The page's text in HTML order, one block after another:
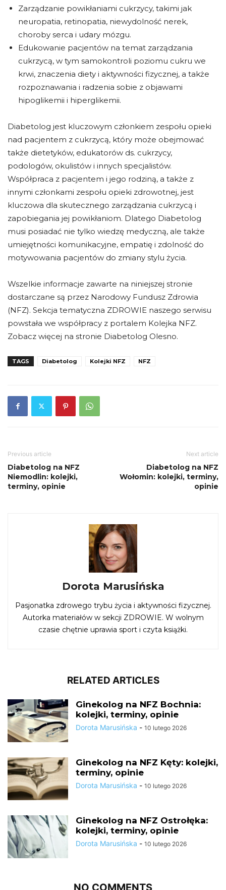
Zarządzanie powikłaniami cukrzycy, takimi jak
neuropatia, retinopatia, niewydolność nerek,
choroby serca i udary mózgu.
Edukowanie pacjentów na temat zarządzania
cukrzycą, w tym samokontroli poziomu cukru we
krwi, znaczenia diety i aktywności fizycznej, a także
rozpoznawania i radzenia sobie z objawami
hipoglikemii i hiperglikemii.
Diabetolog jest kluczowym członkiem zespołu opieki
nad pacjentem z cukrzycą, który może obejmować
także dietetyków, edukatorów ds. cukrzycy,
podologów, okulistów i innych specjalistów.
Współpraca z pacjentem i jego rodziną, a także z
innymi członkami zespołu opieki zdrowotnej, jest
kluczowa dla skutecznego zarządzania cukrzycą i
zapobiegania jej powikłaniom. Dlatego Diabetolog
musi posiadać nie tylko wiedzę medyczną, ale także
umiejętności komunikacyjne, empatię i zdolność do
motywowania pacjentów do zmiany stylu życia.
Wszelkie informacje zawarte na niniejszej stronie
dostarczane są przez Narodowy Fundusz Zdrowia
(NFZ). Sekcja tematyczna ZDROWIE naszego serwisu
powstała we współpracy z portalem Kolejka NFZ.
Zobacz więcej na stronie Diabetolog Olesno.
TAGS Diabetolog Kolejki NFZ NFZ
Previous article
Diabetolog na NFZ
Niemodlin: kolejki,
terminy, opinie
Next article
Diabetolog na NFZ
Wołomin: kolejki, terminy,
opinie
Dorota Marusińska
Pasjonatka zdrowego trybu życia i aktywności fizycznej.
Autorka materiałów w sekcji ZDROWIE. W wolnym
czasie chętnie uprawia sport i czyta książki.
RELATED ARTICLES
Ginekolog na NFZ Bochnia:
kolejki, terminy, opinie
Dorota Marusińska - 10 lutego 2026
Ginekolog na NFZ Kęty: kolejki,
terminy, opinie
Dorota Marusińska - 10 lutego 2026
Ginekolog na NFZ Ostrołęka:
kolejki, terminy, opinie
Dorota Marusińska - 10 lutego 2026
NO COMMENTS